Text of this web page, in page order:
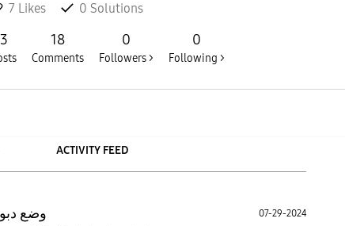
7 Likes 0 Solutions
3 18
Comments
0
Followers >
0
Following >
ACTIVITY FEED
وضع 07-29-2024